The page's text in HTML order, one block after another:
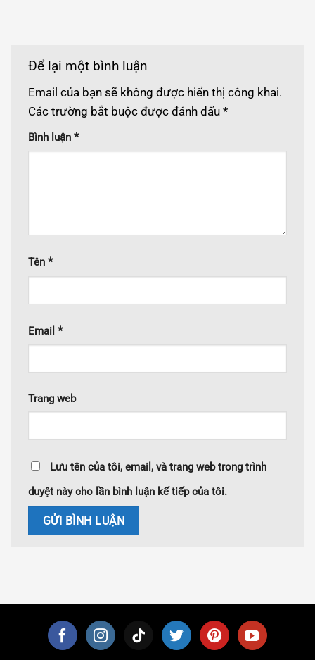
Để lại một bình luận
Email của bạn sẽ không được hiển thị công khai.
Các trường bắt buộc được đánh dấu *
Bình luận *
Tên *
Email *
Trang web
Lưu tên của tôi, email, và trang web trong trình
duyệt này cho lần bình luận kế tiếp của tôi.